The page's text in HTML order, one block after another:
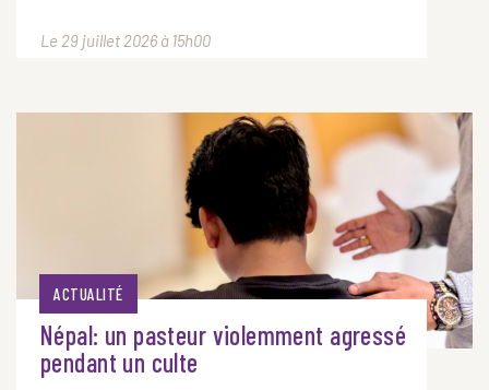
Le 29 juillet 2026 à 15h00
ACTUALITÉ
Népal: un pasteur violemment agressé
pendant un culte